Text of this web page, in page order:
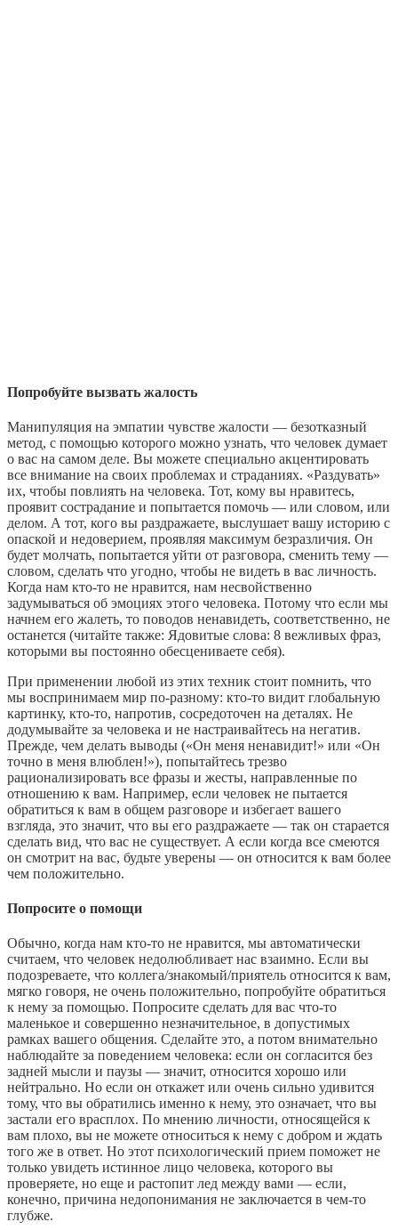
Попробуйте вызвать жалость
Манипуляция на эмпатии чувстве жалости — безотказный
метод, с помощью которого можно узнать, что человек думает
о вас на самом деле. Вы можете специально акцентировать
все внимание на своих проблемах и страданиях. «Раздувать»
их, чтобы повлиять на человека. Тот, кому вы нравитесь,
проявит сострадание и попытается помочь — или словом, или
делом. А тот, кого вы раздражаете, выслушает вашу историю с
опаской и недоверием, проявляя максимум безразличия. Он
будет молчать, попытается уйти от разговора, сменить тему —
словом, сделать что угодно, чтобы не видеть в вас личность.
Когда нам кто-то не нравится, нам несвойственно
задумываться об эмоциях этого человека. Потому что если мы
начнем его жалеть, то поводов ненавидеть, соответственно, не
останется (читайте также: Ядовитые слова: 8 вежливых фраз,
которыми вы постоянно обесцениваете себя).
При применении любой из этих техник стоит помнить, что
мы воспринимаем мир по-разному: кто-то видит глобальную
картинку, кто-то, напротив, сосредоточен на деталях. Не
додумывайте за человека и не настраивайтесь на негатив.
Прежде, чем делать выводы («Он меня ненавидит!» или «Он
точно в меня влюблен!»), попытайтесь трезво
рационализировать все фразы и жесты, направленные по
отношению к вам. Например, если человек не пытается
обратиться к вам в общем разговоре и избегает вашего
взгляда, это значит, что вы его раздражаете — так он старается
сделать вид, что вас не существует. А если когда все смеются
он смотрит на вас, будьте уверены — он относится к вам более
чем положительно.
Попросите о помощи
Обычно, когда нам кто-то не нравится, мы автоматически
считаем, что человек недолюбливает нас взаимно. Если вы
подозреваете, что коллега/знакомый/приятель относится к вам,
мягко говоря, не очень положительно, попробуйте обратиться
к нему за помощью. Попросите сделать для вас что-то
маленькое и совершенно незначительное, в допустимых
рамках вашего общения. Сделайте это, а потом внимательно
наблюдайте за поведением человека: если он согласится без
задней мысли и паузы — значит, относится хорошо или
нейтрально. Но если он откажет или очень сильно удивится
тому, что вы обратились именно к нему, это означает, что вы
застали его врасплох. По мнению личности, относящейся к
вам плохо, вы не можете относиться к нему с добром и ждать
того же в ответ. Но этот психологический прием поможет не
только увидеть истинное лицо человека, которого вы
проверяете, но еще и растопит лед между вами — если,
конечно, причина недопонимания не заключается в чем-то
глубже.